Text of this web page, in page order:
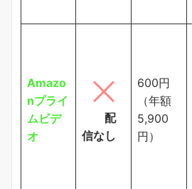
Amazo
nプライ
ムビデ
オ
配
信なし
600円
（年額
5,900
円）